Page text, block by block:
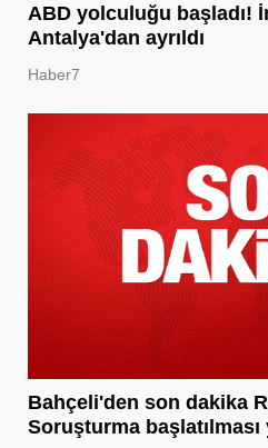
ABD yolculuğu başladı!
Antalya'dan ayrıldı
Haber7
Bahçeli'den son dakika
Soruşturma başlatılması